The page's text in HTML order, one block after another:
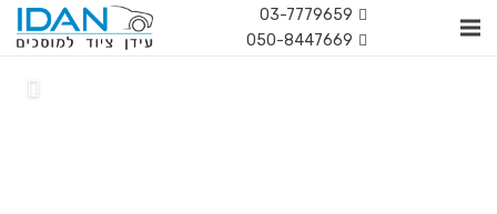
03-7779659
050-8447669